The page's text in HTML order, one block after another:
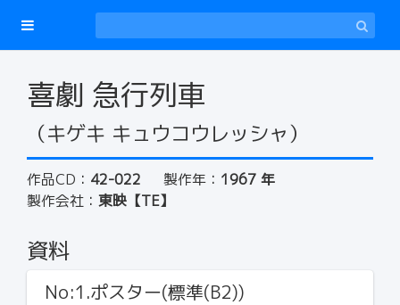
喜劇 急行列車
（キゲキ キュウコウレッシャ）
作品CD： 42-022 製作年： 1967 年
製作会社： 東映【TE】
資料
No:1.ポスター(標準(B2))